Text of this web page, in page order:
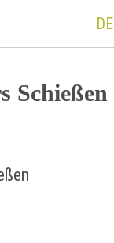
DE
Schießen